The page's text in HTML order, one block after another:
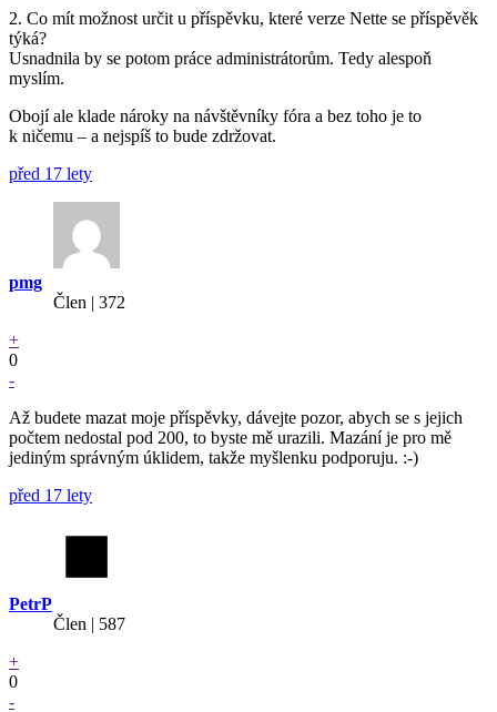
2. Co mít možnost určit u příspěvku, které verze Nette se příspěvěk
týká?
Usnadnila by se potom práce administrátorům. Tedy alespoň
myslím.
Obojí ale klade nároky na návštěvníky fóra a bez toho je to
k ničemu – a nejspíš to bude zdržovat.
před 17 lety
pmg
Člen | 372
+
0
-
Až budete mazat moje příspěvky, dávejte pozor, abych se s jejich
počtem nedostal pod 200, to byste mě urazili. Mazání je pro mě
jediným správným úklidem, takže myšlenku podporuju. :-)
před 17 lety
PetrP
Člen | 587
+
0
-